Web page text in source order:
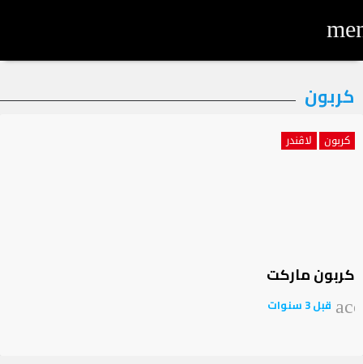
التصنيف:
كربون
كربون
كربون لاڤندر
كربون ماركت
قبل 3 سنوات